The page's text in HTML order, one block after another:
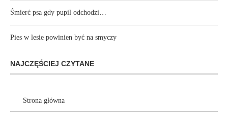
Śmierć psa gdy pupil odchodzi…
Pies w lesie powinien być na smyczy
NAJCZĘŚCIEJ CZYTANE
Strona główna